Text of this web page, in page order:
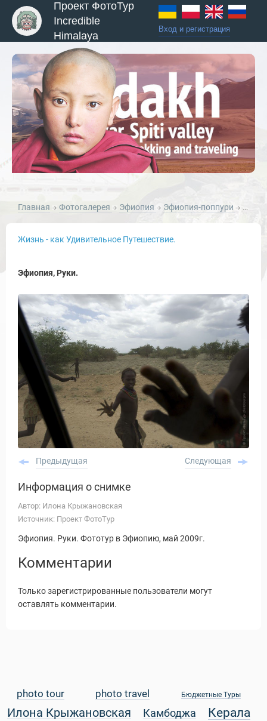
и Туры
Новости и Отчеты
Статьи
Проект ФотоТур
Incredible
Himalaya
Вход и регистрация
Главная Фотогалерея Эфиопия Эфиопия-поппури
Жизнь - как Удивительное Путешествие.
Эфиопия, Руки.
Предыдущая Следующая
Информация о снимке
Автор: Илона Крыжановская
Источник: Проект ФотоТур
Эфиопия. Руки. Фототур в Эфиопию, май 2009г.
Комментарии
Только зарегистрированные пользователи могут
оставлять комментарии.
photo tour photo travel Бюджетные Туры
Илона Крыжановская Камбоджа
Керала